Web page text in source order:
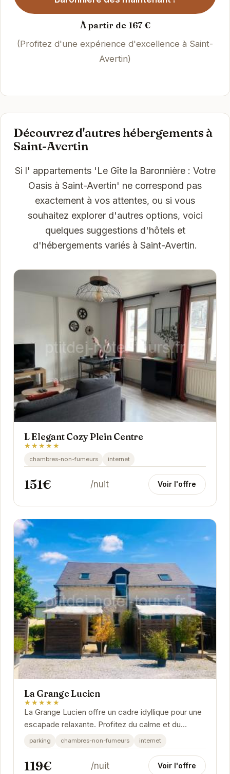
À partir de 167 €
(Profitez d'une expérience d'excellence à Saint-
Avertin)
Découvrez d'autres hébergements à
Saint-Avertin
Si l' appartements 'Le Gîte la Baronnière : Votre
Oasis à Saint-Avertin' ne correspond pas
exactement à vos attentes, ou si vous
souhaitez explorer d'autres options, voici
quelques suggestions d'hôtels et
d'hébergements variés à Saint-Avertin.
L Elegant Cozy Plein Centre
★★★★★
chambres-non-fumeurs internet
151€ /nuit Voir l'offre
La Grange Lucien
★★★★★
La Grange Lucien offre un cadre idyllique pour une
escapade relaxante. Profitez du calme et du
confort de ses chambres impeccablement
aménagées.
parking chambres-non-fumeurs internet
119€ /nuit Voir l'offre